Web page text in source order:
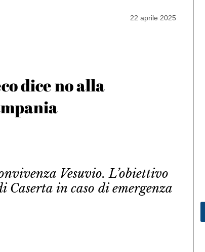
22 aprile 2025
dice no alla
Vesuvio. L’obiettivo
in caso di emergenza